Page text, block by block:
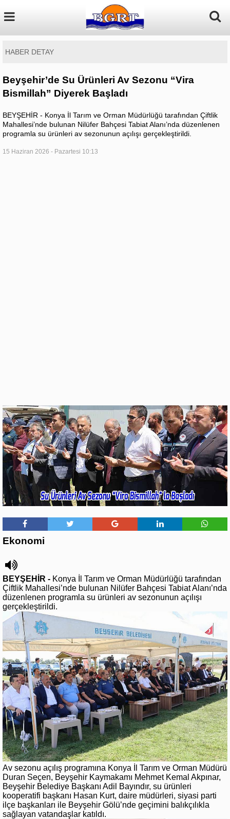
HABER DETAY
Beyşehir’de Su Ürünleri Av Sezonu “Vira
Bismillah” Diyerek Başladı
BEYŞEHİR - Konya İl Tarım ve Orman Müdürlüğü tarafından Çiftlik
Mahallesi’nde bulunan Nilüfer Bahçesi Tabiat Alanı’nda düzenlenen
programla su ürünleri av sezonunun açılışı gerçekleştirildi.
15 Haziran 2026 - Pazartesi 10:13
Ekonomi
BEYŞEHİR - Konya İl Tarım ve Orman Müdürlüğü tarafından
Çiftlik Mahallesi’nde bulunan Nilüfer Bahçesi Tabiat Alanı’nda
düzenlenen programla su ürünleri av sezonunun açılışı
gerçekleştirildi.
Av sezonu açılış programına Konya İl Tarım ve Orman Müdürü
Duran Seçen, Beyşehir Kaymakamı Mehmet Kemal Akpınar,
Beyşehir Belediye Başkanı Adil Bayındır, su ürünleri
kooperatifi başkanı Hasan Kurt, daire müdürleri, siyasi parti
ilçe başkanları ile Beyşehir Gölü’nde geçimini balıkçılıkla
sağlayan vatandaşlar katıldı.